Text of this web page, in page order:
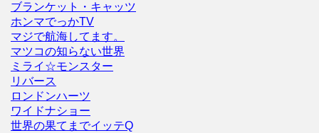
ブランケット・キャッツ
ホンマでっかTV
マジで航海してます。
マツコの知らない世界
ミライ☆モンスター
リバース
ロンドンハーツ
ワイドナショー
世界の果てまでイッテQ